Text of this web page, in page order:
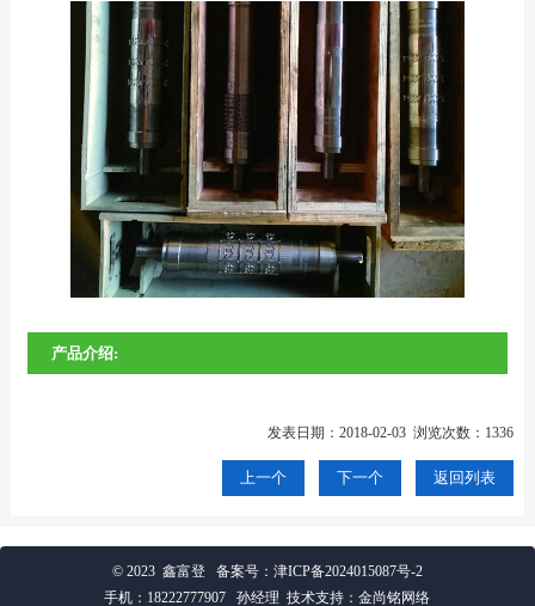
产品介绍:
发表日期：2018-02-03 浏览次数：1336
上一个 下一个 返回列表
© 2023 鑫富登 备案号： 津ICP备2024015087号-2
手机： 18222777907 孙经理 技术支持：金尚铭网络